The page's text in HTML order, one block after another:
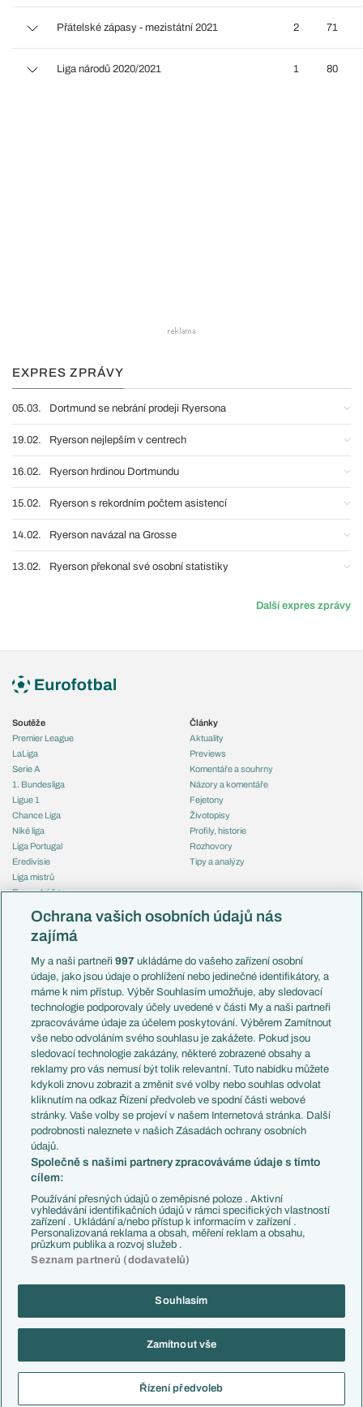
Přátelské zápasy - mezistátní 2021 2 71
Liga národů 2020/2021 1 80
EXPRES ZPRÁVY
05.03. Dortmund se nebrání prodeji Ryersona
19.02. Ryerson nejlepším v centrech
16.02. Ryerson hrdinou Dortmundu
15.02. Ryerson s rekordním počtem asistencí
14.02. Ryerson navázal na Grosse
13.02. Ryerson překonal své osobní statistiky
Další expres zprávy
Soutěže
Premier League
LaLiga
Serie A
1. Bundesliga
Ligue 1
Chance Liga
Niké liga
Liga Portugal
Eredivisie
Liga mistrů
Evropská liga
Mistrovství světa
Liga národů
Témata
Představení týmů MS
EuroSkauting
PL v kostce
Evropské koeficienty
Přestupy
Přestupové spekulace
Zranění
Kluby
Arsenal FC
Chelsea FC
Manchester United
AC Milán
Juventus FC
Bayern Mnichov
FC Barcelona
Real Madrid
Články
Aktuality
Previews
Komentáře a souhrny
Názory a komentáře
Fejetony
Životopisy
Profily, historie
Rozhovory
Tipy a analýzy
Česko
Francie
Itálie
Německo
Španělsko
Argentina
Brazílie
Přestupy
Zápasy
Livescore
Tipovací soutěž
Copyright © 2001-2026 EuroFotbal.cz. Využíváme zpravodajství ČTK.
Informace o zpracování osobních údajů
Ochrana vašich osobních údajů nás
zajímá
My a naši partneři997 ukládáme do vašeho zařízení osobní
údaje, jako jsou údaje o prohlížení nebo jedinečné identifikátory, a
máme k nim přístup. Výběr Souhlasím umožňuje, aby sledovací
technologie podporovaly účely uvedené v části My a naši partneři
zpracováváme údaje za účelem poskytování. Výběrem Zamítnout
vše nebo odvoláním svého souhlasu je zakážete. Pokud jsou
sledovací technologie zakázány, některé zobrazené obsahy a
reklamy pro vás nemusí být tolik relevantní. Tuto nabídku můžete
kdykoli znovu zobrazit a změnit své volby nebo souhlas odvolat
kliknutím na odkaz Řízení předvoleb ve spodní části webové
stránky. Vaše volby se projeví v našem Internetová stránka. Další
podrobnosti naleznete v našich Zásadách ochrany osobních
údajů.
Společně s našimi partnery zpracováváme údaje s tímto
cílem:
Používání přesných údajů o zeměpisné poloze . Aktivní
vyhledávání identifikačních údajů v rámci specifických vlastností
zařízení . Ukládání a/nebo přístup k informacím v zařízení .
Personalizovaná reklama a obsah, měření reklam a obsahu,
průzkum publika a rozvoj služeb .
Seznam partnerů (dodavatelů)
Souhlasím
Zamítnout vše
Řízení předvoleb